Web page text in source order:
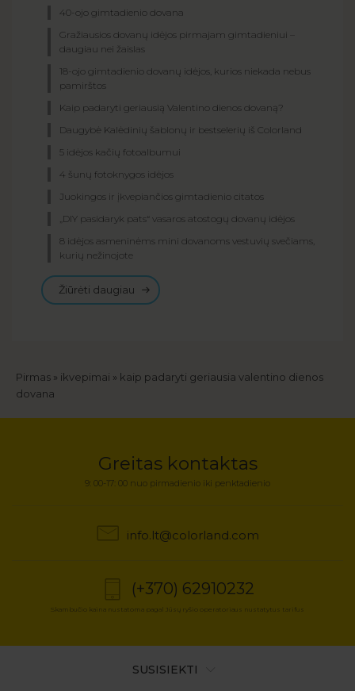
40-ojo gimtadienio dovana
Gražiausios dovanų idėjos pirmajam gimtadieniui –
daugiau nei žaislas
18-ojo gimtadienio dovanų idėjos, kurios niekada nebus
pamirštos
Kaip padaryti geriausią Valentino dienos dovaną?
Daugybė Kalėdinių šablonų ir bestselerių iš Colorland
5 idėjos kačių fotoalbumui
4 šunų fotoknygos idėjos
Juokingos ir įkvepiančios gimtadienio citatos
„DIY pasidaryk pats“ vasaros atostogų dovanų idėjos
8 idėjos asmeninėms mini dovanoms vestuvių svečiams,
kurių nežinojote
Žiūrėti daugiau
Kelias
Pirmas ikvepimai
kaip padaryti geriausia valentino dienos
dovana
Greitas kontaktas
9: 00-17: 00 nuo pirmadienio iki penktadienio
info.lt@colorland.com
(+370) 62910232
Skambučio kaina nustatoma pagal Jūsų ryšio operatoriaus nustatytus tarifus
SUSISIEKTI